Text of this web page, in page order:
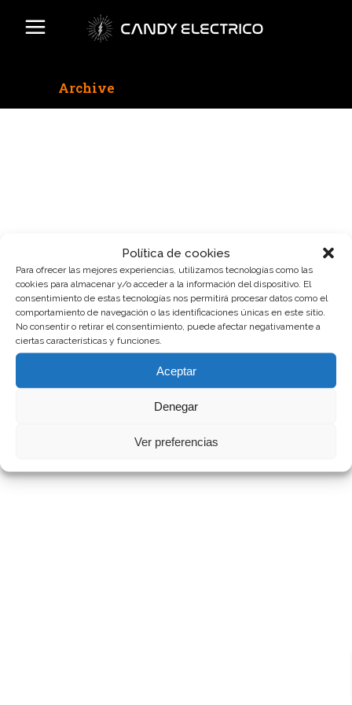
Política de cookies
Para ofrecer las mejores experiencias, utilizamos tecnologías como las
cookies para almacenar y/o acceder a la información del dispositivo. El
consentimiento de estas tecnologías nos permitirá procesar datos como el
comportamiento de navegación o las identificaciones únicas en este sitio.
No consentir o retirar el consentimiento, puede afectar negativamente a
ciertas características y funciones.
Aceptar
Denegar
Ver preferencias
Archive